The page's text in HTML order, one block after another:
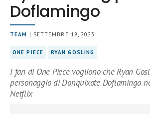
Doflamingo
TEAM | SETTEMBRE 18, 2023
ONE PIECE RYAN GOSLING
I fan di One Piece vogliono che Ryan
personaggio di Donquixote Doflamingo
Netflix